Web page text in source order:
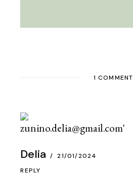
1 COMMENT
Delia 21/01/2024
REPLY